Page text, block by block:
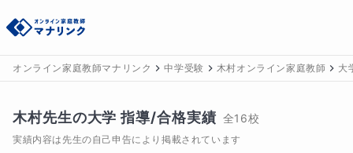
オンライン家庭教師マナリンク 中学受験 木村オンライン家庭教師 大
木村先生の大学 指導/合格実績 全16校
実績内容は先生の自己申告により掲載されています